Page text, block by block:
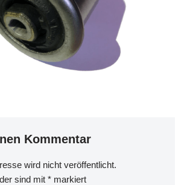
Kommentar
wird nicht veröffentlicht.
sind mit * markiert